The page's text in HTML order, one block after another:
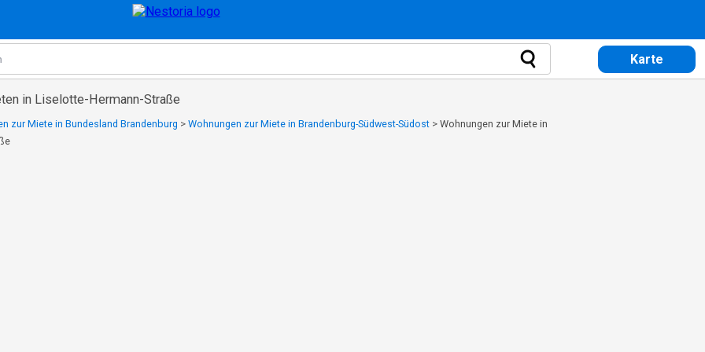
Karte
in Liselotte-Hermann-Straße
zur Miete in Bundesland Brandenburg > Wohnungen zur Miete in Brandenburg-Südwest-Südost > Wohnungen zur Miete in